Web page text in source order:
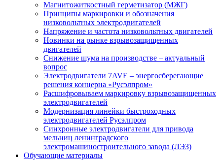
Магнитожиткостный герметизатор (МЖГ)
Принципы маркировки и обозначения
низковольтных электродвигателей
Напряжение и частота низковольтных двигателей
Новинки на рынке взрывозащищенных
двигателей
Снижение шума на производстве – актуальный
вопрос
Электродвигатели 7AVE – энергосберегающие
решения концерна «Русэлпром»
Расшифровываем маркировку взрывозащищенных
электродвигателей
Модернизация линейки быстроходных
электродвигателей Русэлпром
Синхронные электродвигатели для привода
мельниц ленинградского
электромашиностроительного завода (ЛЭЗ)
Обучающие материалы